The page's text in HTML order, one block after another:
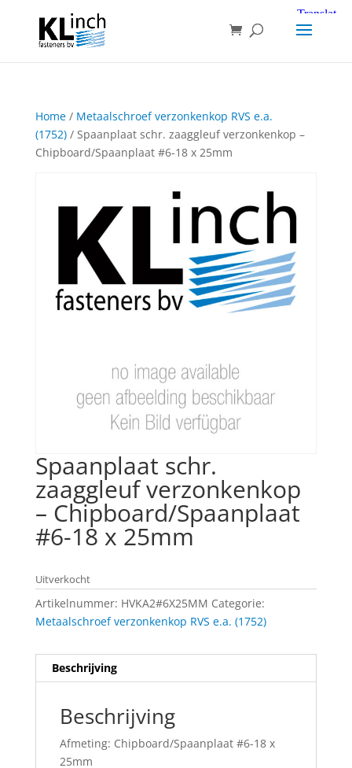
Home/ Metaalschroef verzonkenkop RVS e.a.
(1752)/ Spaanplaat schr. zaaggleuf verzonkenkop –
Chipboard/Spaanplaat #6-18 x 25mm
Spaanplaat schr.
zaaggleuf verzonkenkop
– Chipboard/Spaanplaat
#6-18 x 25mm
Uitverkocht
Artikelnummer: HVKA2#6X25MM Categorie:
Metaalschroef verzonkenkop RVS e.a. (1752)
Beschrijving
Beschrijving
Afmeting: Chipboard/Spaanplaat #6-18 x
25mm